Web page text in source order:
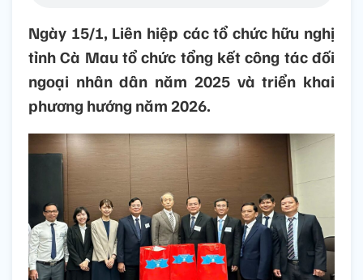
Ngày 15/1, Liên hiệp các tổ chức hữu nghị
tỉnh Cà Mau tổ chức tổng kết công tác đối
ngoại nhân dân năm 2025 và triển khai
phương hướng năm 2026.